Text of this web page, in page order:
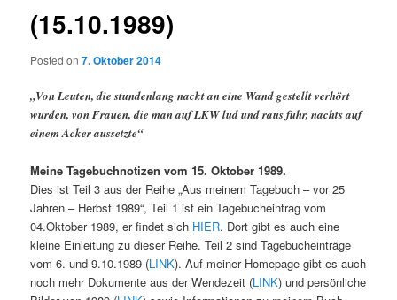
(15.10.1989)
Posted on7. Oktober 2014
„Von Leuten, die stundenlang nackt an eine Wand gestellt verhört
wurden, von Frauen, die man auf LKW lud und raus fuhr, nachts auf
einem Acker aussetzte“
Meine Tagebuchnotizen vom 15. Oktober 1989.
Dies ist Teil 3 aus der Reihe „Aus meinem Tagebuch – vor 25
Jahren – Herbst 1989“, Teil 1 ist ein Tagebucheintrag vom
04.Oktober 1989, er findet sich HIER. Dort gibt es auch eine
kleine Einleitung zu dieser Reihe. Teil 2 sind Tagebucheinträge
vom 6. und 9.10.1989 (LINK). Auf meiner Homepage gibt es auch
noch mehr Dokumente aus der Wendezeit (LINK) und persönliche